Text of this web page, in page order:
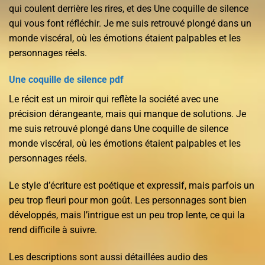
qui coulent derrière les rires, et des Une coquille de silence
qui vous font réfléchir. Je me suis retrouvé plongé dans un
monde viscéral, où les émotions étaient palpables et les
personnages réels.
Une coquille de silence pdf
Le récit est un miroir qui reflète la société avec une
précision dérangeante, mais qui manque de solutions. Je
me suis retrouvé plongé dans Une coquille de silence
monde viscéral, où les émotions étaient palpables et les
personnages réels.
Le style d’écriture est poétique et expressif, mais parfois un
peu trop fleuri pour mon goût. Les personnages sont bien
développés, mais l’intrigue est un peu trop lente, ce qui la
rend difficile à suivre.
Les descriptions sont aussi détaillées audio des